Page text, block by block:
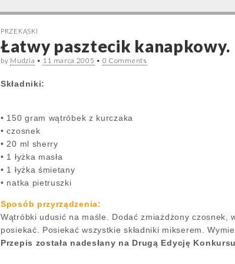
PRZEKĄSKI
Łatwy pasztecik kanapkowy.
by Mudzia • 11 marca 2005 • 0 Comments
Składniki:
• 150 gram wątróbek z kurczaka
• czosnek
• 20 ml sherry
• 1 łyżka masła
• 1 łyżka śmietany
• natka pietruszki
Sposób przyrządzenia:
Wątróbki udusić na maśle. Dodać zmiażdżony
posiekać. Posiekać wszystkie składniki mikserem.
Przepis została nadesłany na Drugą Edycję